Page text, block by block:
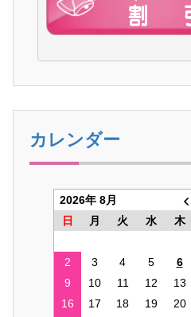
カレンダー
2026年 8月
日
月 火 水 木
2
3 4 5 6
9
10 11 12 13
16
17 18 19 20